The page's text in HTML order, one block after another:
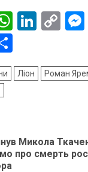
Ліон
Роман
Микола
про смерть